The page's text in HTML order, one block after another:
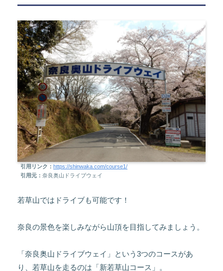
引用リンク： https://shinwaka.com/course1/
引用元： 奈良奥山ドライブウェイ
若草山ではドライブも可能です！
奈良の景色を楽しみながら山頂を目指してみましょう。
「奈良奥山ドライブウェイ」という3つのコースがあ
り、若草山を走るのは「新若草山コース」。